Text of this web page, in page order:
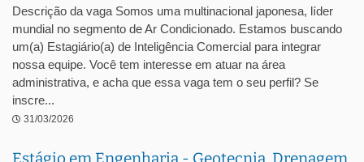
Descrição da vaga Somos uma multinacional japonesa, líder
mundial no segmento de Ar Condicionado. Estamos buscando
um(a) Estagiário(a) de Inteligência Comercial para integrar
nossa equipe. Você tem interesse em atuar na área
administrativa, e acha que essa vaga tem o seu perfil? Se
inscre...
31/03/2026